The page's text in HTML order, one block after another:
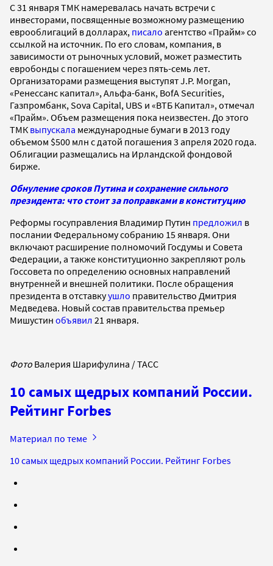
С 31 января ТМК намеревалась начать встречи с
инвесторами, посвященные возможному размещению
еврооблигаций в долларах, писало агентство «Прайм» со
ссылкой на источник. По его словам, компания, в
зависимости от рыночных условий, может разместить
евробонды с погашением через пять-семь лет.
Организаторами размещения выступят J.P. Morgan,
«Ренессанс капитал», Альфа-банк, BofA Securities,
Газпромбанк, Sova Capital, UBS и «ВТБ Капитал», отмечал
«Прайм». Объем размещения пока неизвестен. До этого
ТМК выпускала международные бумаги в 2013 году
объемом $500 млн с датой погашения 3 апреля 2020 года.
Облигации размещались на Ирландской фондовой
бирже.
Обнуление сроков Путина и сохранение сильного
президента: что стоит за поправками в конституцию
Реформы госуправления Владимир Путин предложил в
послании Федеральному собранию 15 января. Они
включают расширение полномочий Госдумы и Совета
Федерации, а также конституционно закрепляют роль
Госсовета по определению основных направлений
внутренней и внешней политики. После обращения
президента в отставкуушло правительство Дмитрия
Медведева. Новый состав правительства премьер
Мишустин объявил 21 января.
Фото Валерия Шарифулина / ТАСС
10 самых щедрых компаний России.
Рейтинг Forbes
Материал по теме
10 самых щедрых компаний России. Рейтинг Forbes